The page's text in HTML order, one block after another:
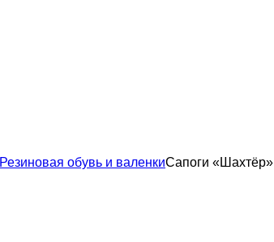
Резиновая обувь и валенкиСапоги «Шахтёр»